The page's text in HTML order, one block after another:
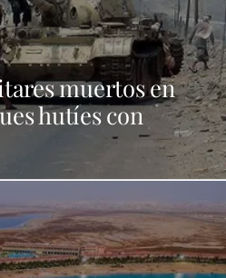
muertos en
hutíes con